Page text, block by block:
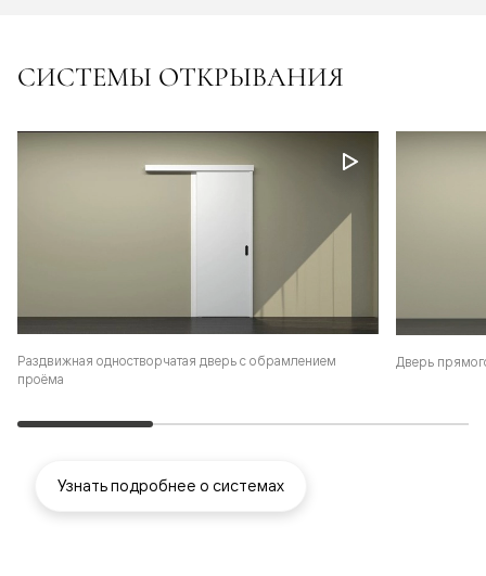
СИСТЕМЫ ОТКРЫВАНИЯ
Раздвижная одностворчатая дверь с обрамлением
проёма
Дверь
Узнать подробнее о системах